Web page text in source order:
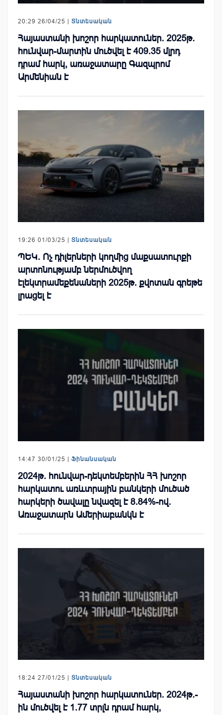
20:29 26/04/25 | Տնտեսական
Հայաստանի խոշոր հարկատուներ. 2025թ.
հունվար-մարտին մուծվել է 409.35 մլրդ
դրամ հարկ, առաջատարը Գազպրոմ
Արմենիան է
19:26 01/03/25 | Տնտեսական
ՊԵԿ. Ոչ դիլերների կողմից մաքսատուրքի
արտոնությամբ ներմուծվող
էլեկտրամեքենաների 2025թ. քվոտան գրեթե
լրացել է
14:47 30/01/25 | Ֆինանսական
2024թ. հունվար-դեկտեմբերին ՀՀ խոշոր
հարկատու առևտրային բանկերի մուծած
հարկերի ծավալը նվազել է 8.84%-ով.
Առաջատարն Ամերիաբանկն է
18:24 27/01/25 | Տնտեսական
Հայաստանի խոշոր հարկատուներ. 2024թ.-
ին մուծվել է 1.77 տրլն դրամ հարկ,